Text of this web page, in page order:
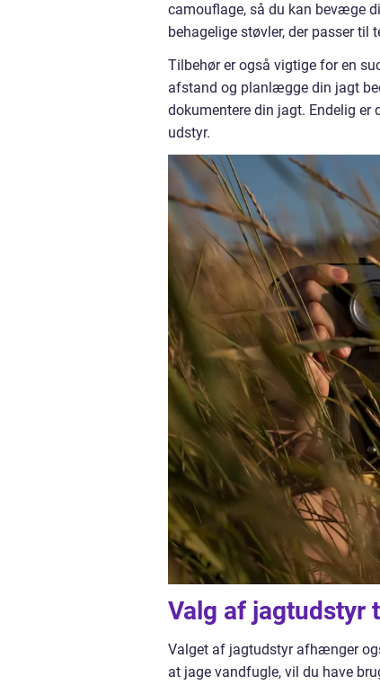
camouflage, så du kan bevæge
behagelige støvler, der passer til
Tilbehør er også vigtige for en
afstand og planlægge din jagt
dokumentere din jagt. Endelig
udstyr.
Valg af jagtudstyr
Valget af jagtudstyr afhænger
at jage vandfugle, vil du have